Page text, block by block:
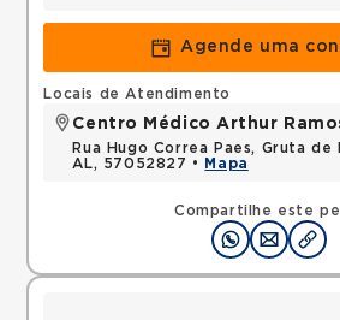
Agende uma
Compartilhe este
Locais de Atendimento
Centro Médico Arthur
Rua Hugo Correa Paes, Gruta de
AL, 57052827 •
Mapa